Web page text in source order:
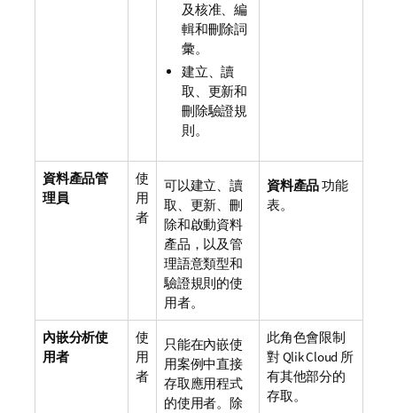
及核准、編
輯和刪除詞
彙。
建立、讀
取、更新和
刪除驗證規
則。
資料產品管
理員
使
用
者
可以建立、讀
取、更新、刪
除和啟動資料
產品，以及管
理語意類型和
驗證規則的使
用者。
資料產品功能
表。
內嵌分析使
用者
使
用
者
只能在內嵌使
用案例中直接
存取應用程式
的使用者。除
此角色會限制
對Qlik Cloud 所
有其他部分的
存取。